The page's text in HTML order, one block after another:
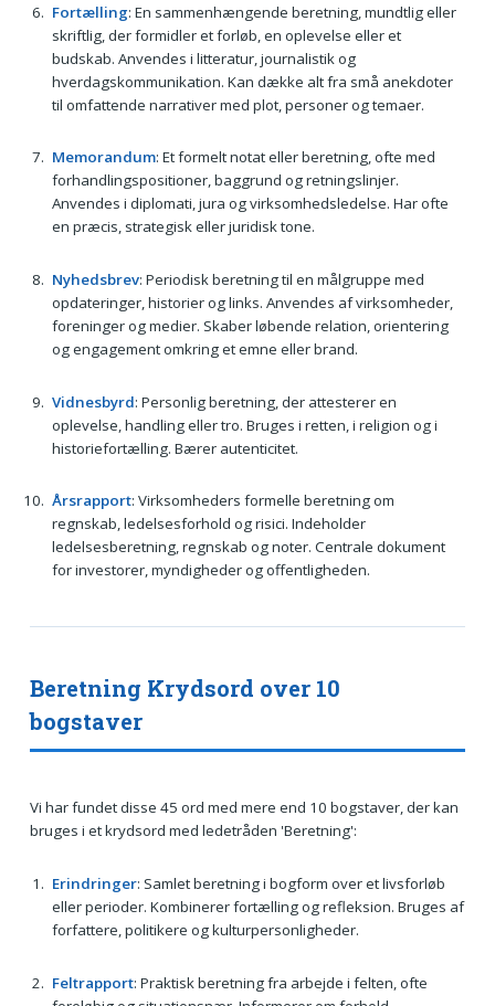
Fortælling: En sammenhængende beretning, mundtlig eller
skriftlig, der formidler et forløb, en oplevelse eller et
budskab. Anvendes i litteratur, journalistik og
hverdagskommunikation. Kan dække alt fra små anekdoter
til omfattende narrativer med plot, personer og temaer.
Memorandum: Et formelt notat eller beretning, ofte med
forhandlingspositioner, baggrund og retningslinjer.
Anvendes i diplomati, jura og virksomhedsledelse. Har ofte
en præcis, strategisk eller juridisk tone.
Nyhedsbrev: Periodisk beretning til en målgruppe med
opdateringer, historier og links. Anvendes af virksomheder,
foreninger og medier. Skaber løbende relation, orientering
og engagement omkring et emne eller brand.
Vidnesbyrd: Personlig beretning, der attesterer en
oplevelse, handling eller tro. Bruges i retten, i religion og i
historiefortælling. Bærer autenticitet.
Årsrapport: Virksomheders formelle beretning om
regnskab, ledelsesforhold og risici. Indeholder
ledelsesberetning, regnskab og noter. Centrale dokument
for investorer, myndigheder og offentligheden.
Beretning Krydsord over 10
bogstaver
Vi har fundet disse 45 ord med mere end 10 bogstaver, der kan
bruges i et krydsord med ledetråden 'Beretning':
Erindringer: Samlet beretning i bogform over et livsforløb
eller perioder. Kombinerer fortælling og refleksion. Bruges af
forfattere, politikere og kulturpersonligheder.
Feltrapport: Praktisk beretning fra arbejde i felten, ofte